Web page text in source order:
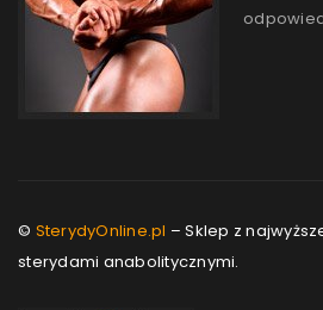
© SterydyOnline.pl – Sklep z
sterydami anabolitycznymi.